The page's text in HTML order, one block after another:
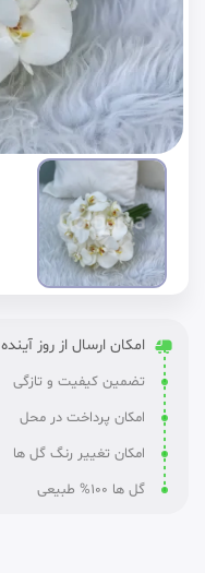
امکان ارسال از روز آینده
تضمین کیفیت و تازگی
امکان پرداخت در محل
امکان تغییر رنگ گل ها
گل ها 100% طبیعی